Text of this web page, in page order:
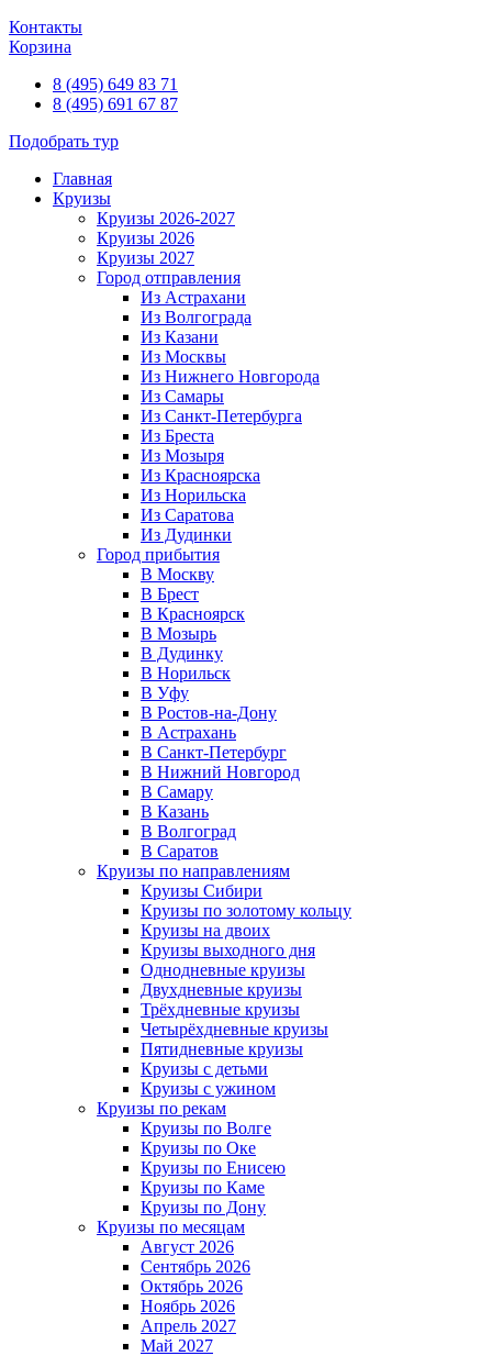
Контакты
Корзина
8 (495) 649 83 71
8 (495) 691 67 87
Подобрать тур
Главная
Круизы
Круизы 2026-2027
Круизы 2026
Круизы 2027
Город отправления
Из Астрахани
Из Волгограда
Из Казани
Из Москвы
Из Нижнего Новгорода
Из Самары
Из Санкт-Петербурга
Из Бреста
Из Мозыря
Из Красноярска
Из Норильска
Из Саратова
Из Дудинки
Город прибытия
В Москву
В Брест
В Красноярск
В Мозырь
В Дудинку
В Норильск
В Уфу
В Ростов-на-Дону
В Астрахань
В Санкт-Петербург
В Нижний Новгород
В Самару
В Казань
В Волгоград
В Саратов
Круизы по направлениям
Круизы Сибири
Круизы по золотому кольцу
Круизы на двоих
Круизы выходного дня
Однодневные круизы
Двухдневные круизы
Трёхдневные круизы
Четырёхдневные круизы
Пятидневные круизы
Круизы с детьми
Круизы с ужином
Круизы по рекам
Круизы по Волге
Круизы по Оке
Круизы по Енисею
Круизы по Каме
Круизы по Дону
Круизы по месяцам
Август 2026
Сентябрь 2026
Октябрь 2026
Ноябрь 2026
Апрель 2027
Май 2027